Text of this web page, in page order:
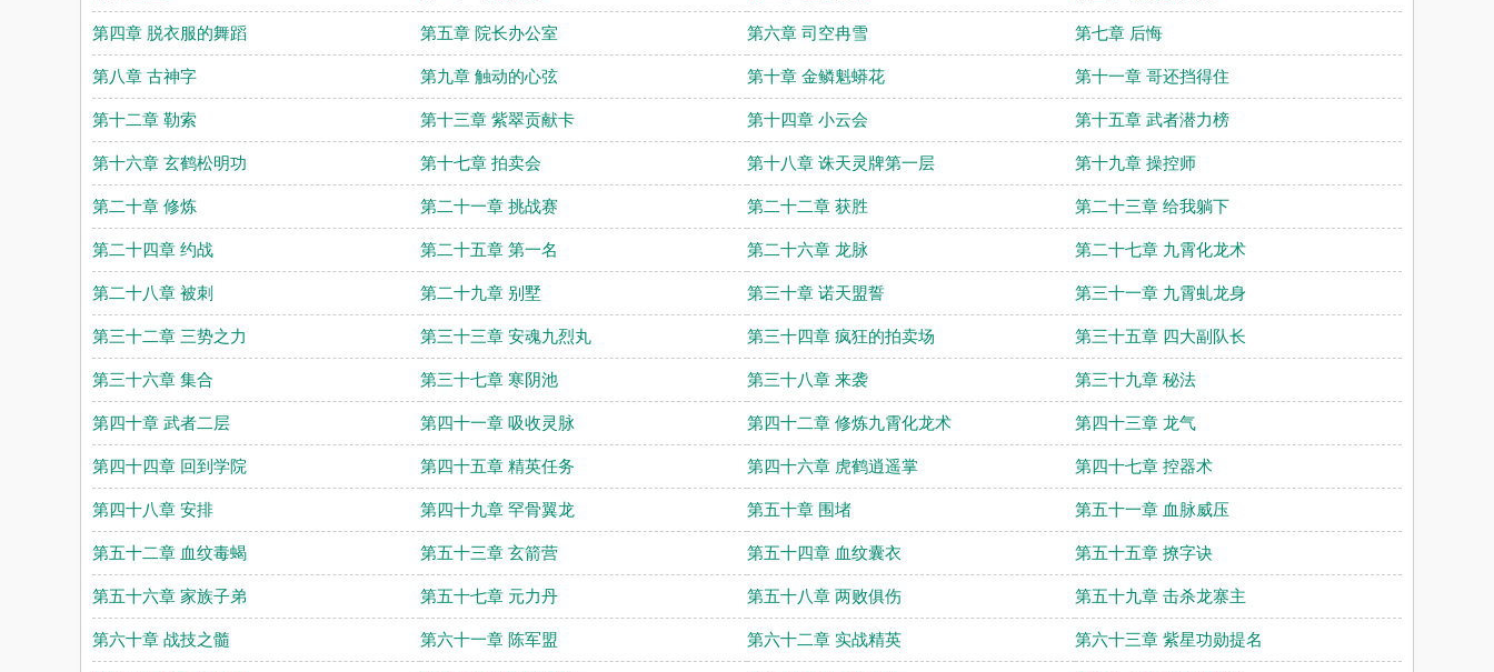
第四章 脱衣服的舞蹈 第五章 院长办公室 第六章 司空冉雪 第七章 后悔
第八章 古神字 第九章 触动的心弦 第十章 金鳞魁蟒花 第十一章 哥还挡得住
第十二章 勒索 第十三章 紫翠贡献卡 第十四章 小云会 第十五章 武者潜力榜
第十六章 玄鹤松明功 第十七章 拍卖会 第十八章 诛天灵牌第一层 第十九章 操控师
第二十章 修炼 第二十一章 挑战赛 第二十二章 获胜 第二十三章 给我躺下
第二十四章 约战 第二十五章 第一名 第二十六章 龙脉 第二十七章 九霄化龙术
第二十八章 被刺 第二十九章 别墅 第三十章 诺天盟誓 第三十一章 九霄虬龙身
第三十二章 三势之力 第三十三章 安魂九烈丸 第三十四章 疯狂的拍卖场 第三十五章 四大副队长
第三十六章 集合 第三十七章 寒阴池 第三十八章 来袭 第三十九章 秘法
第四十章 武者二层 第四十一章 吸收灵脉 第四十二章 修炼九霄化龙术 第四十三章 龙气
第四十四章 回到学院 第四十五章 精英任务 第四十六章 虎鹤逍遥掌 第四十七章 控器术
第四十八章 安排 第四十九章 罕骨翼龙 第五十章 围堵 第五十一章 血脉威压
第五十二章 血纹毒蝎 第五十三章 玄箭营 第五十四章 血纹囊衣 第五十五章 撩字诀
第五十六章 家族子弟 第五十七章 元力丹 第五十八章 两败俱伤 第五十九章 击杀龙寨主
第六十章 战技之髓 第六十一章 陈军盟 第六十二章 实战精英 第六十三章 紫星功勋提名